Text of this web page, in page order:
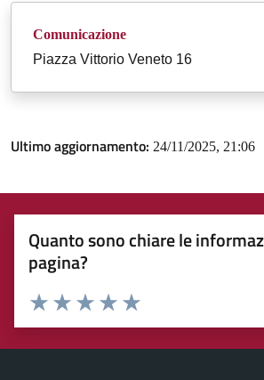
Comunicazione
Piazza Vittorio Veneto 16
Ultimo aggiornamento: 24/11/2025, 21:06
Quanto sono chiare le
pagina?